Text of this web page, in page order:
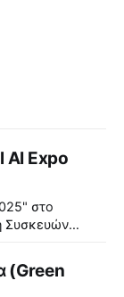
AI Expo
στο
ολοκλήρου σε
— άνοιξε
(Green